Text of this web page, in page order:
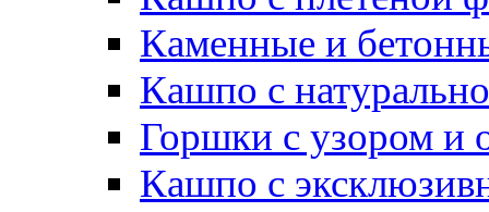
Каменные и
Кашпо с
Горшки с узором и
Кашпо с